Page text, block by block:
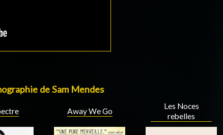
de Sam Mendes
Away We Go
Les Noces
rebelles